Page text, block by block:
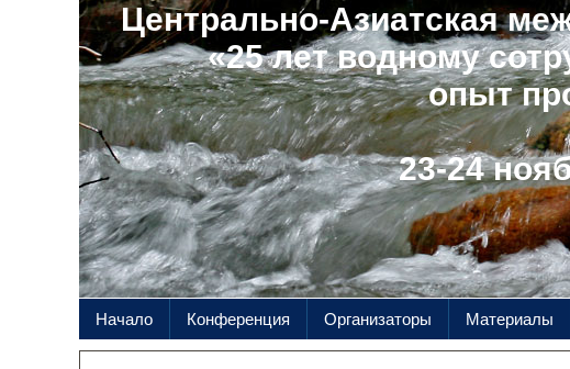
Центрально-Азиатская
«25 лет водному
опыт
23-24
Начало Конференция Организаторы Материалы